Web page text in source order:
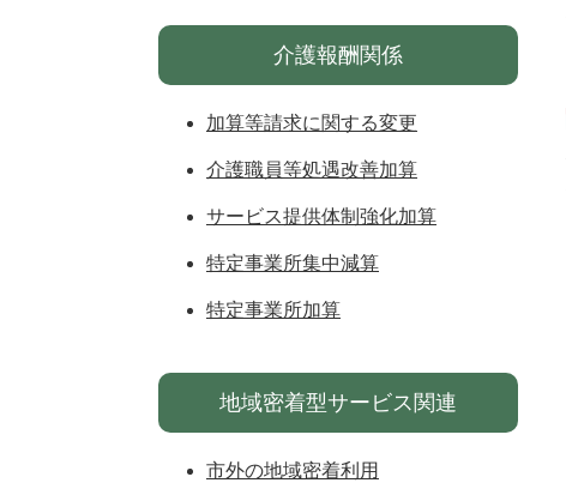
介護報酬関係
加算等請求に関する変更
介護職員等処遇改善加算
サービス提供体制強化加算
特定事業所集中減算
特定事業所加算
地域密着型サービス関連
市外の地域密着利用